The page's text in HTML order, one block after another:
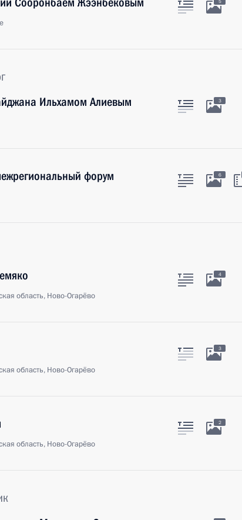
5
Ильхамом Алиевым
3
форум 6
область, Ново-Огарёво
4
область, Ново-Огарёво
3
область, Ново-Огарёво
2